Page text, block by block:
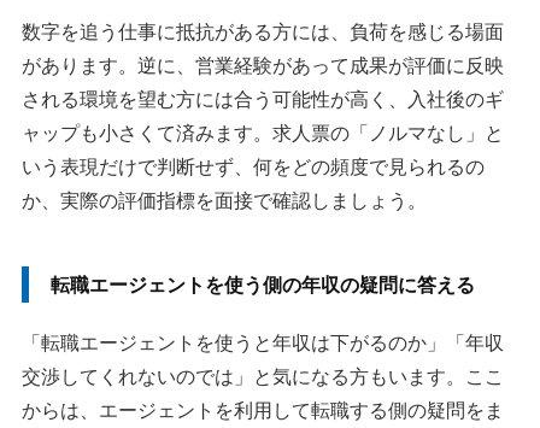
数字を追う仕事に抵抗がある方には、負荷を感じる場面
があります。逆に、営業経験があって成果が評価に反映
される環境を望む方には合う可能性が高く、入社後のギ
ャップも小さくて済みます。求人票の「ノルマなし」と
いう表現だけで判断せず、何をどの頻度で見られるの
か、実際の評価指標を面接で確認しましょう。
転職エージェントを使う側の年収の疑問に答える
「転職エージェントを使うと年収は下がるのか」「年収
交渉してくれないのでは」と気になる方もいます。ここ
からは、エージェントを利用して転職する側の疑問をま